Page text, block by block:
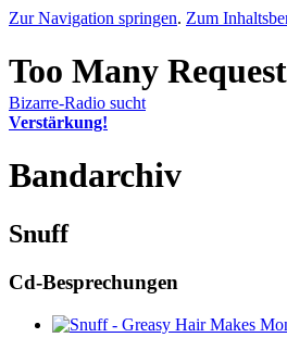
Zur Navigation springen. Zum
Bizarre-Radio sucht
Verstärkung!
Bandarchiv
Snuff
Cd-Besprechungen